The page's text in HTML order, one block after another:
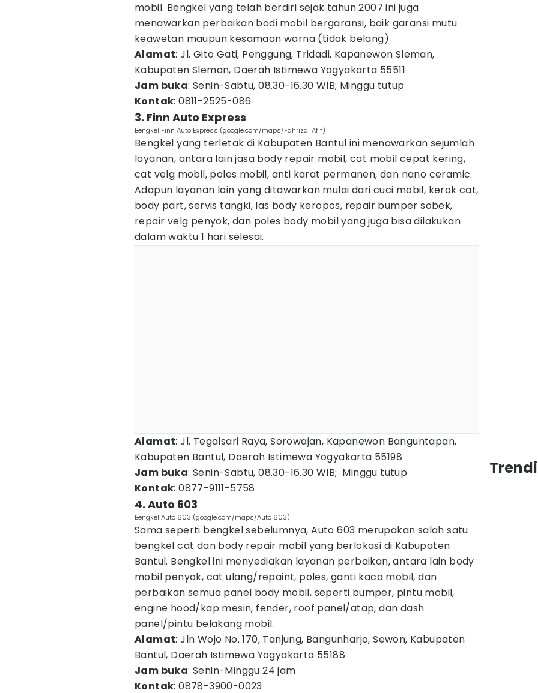
mobil. Bengkel yang telah berdiri sejak tahun 2007 ini juga
menawarkan perbaikan bodi mobil bergaransi, baik garansi mutu
keawetan maupun kesamaan warna (tidak belang).
Alamat: Jl. Gito Gati, Penggung, Tridadi, Kapanewon Sleman,
Kabupaten Sleman, Daerah Istimewa Yogyakarta 55511
Jam buka: Senin-Sabtu, 08.30-16.30 WIB; Minggu tutup
Kontak: 0811-2525-086
3. Finn Auto Express
Bengkel Finn Auto Express (google.com/maps/Fahrizqi Afif)
Bengkel yang terletak di Kabupaten Bantul ini menawarkan sejumlah
layanan, antara lain jasa body repair mobil, cat mobil cepat kering,
cat velg mobil, poles mobil, anti karat permanen, dan nano ceramic.
Adapun layanan lain yang ditawarkan mulai dari cuci mobil, kerok cat,
body part, servis tangki, las body keropos, repair bumper sobek,
repair velg penyok, dan poles body mobil yang juga bisa dilakukan
dalam waktu 1 hari selesai.
Alamat: Jl. Tegalsari Raya, Sorowajan, Kapanewon Banguntapan,
Kabupaten Bantul, Daerah Istimewa Yogyakarta 55198
Jam buka: Senin-Sabtu, 08.30-16.30 WIB; Minggu tutup
Kontak: 0877-9111-5758
4. Auto 603
Bengkel Auto 603 (google.com/maps/Auto 603)
Sama seperti bengkel sebelumnya, Auto 603 merupakan salah satu
bengkel cat dan body repair mobil yang berlokasi di Kabupaten
Bantul. Bengkel ini menyediakan layanan perbaikan, antara lain body
mobil penyok, cat ulang/repaint, poles, ganti kaca mobil, dan
perbaikan semua panel body mobil, seperti bumper, pintu mobil,
engine hood/kap mesin, fender, roof panel/atap, dan dash
panel/pintu belakang mobil.
Alamat: Jln Wojo No. 170, Tanjung, Bangunharjo, Sewon, Kabupaten
Bantul, Daerah Istimewa Yogyakarta 55188
Jam buka: Senin-Minggu 24 jam
Kontak: 0878-3900-0023